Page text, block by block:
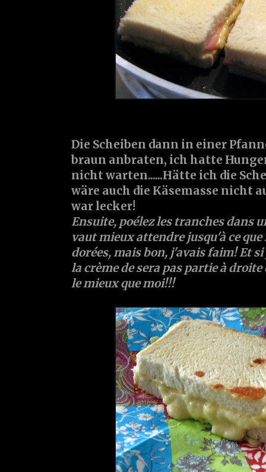
Die Scheiben dann in einer
braun anbraten, ich hatte
nicht warten......Hätte ich die
wäre auch die Käsemasse nicht
war lecker!
Ensuite, poélez les tranches dans
vaut mieux attendre jusqu'à ce
dorées, mais bon, j'avais faim! Et si
la crème de sera pas partie à
le mieux que moi!!!